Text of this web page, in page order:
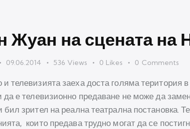
Жуан на сцената на
09.06.2014 536 Views 0 Likes 0 Comments
и телевизията заеха доста голяма
да е телевизионно предаване не може да
бил зрител на реална театрална постановка.
които предава трудно могат да се